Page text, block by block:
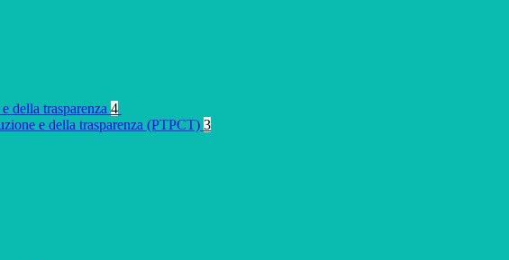
della trasparenza 4
e della trasparenza (PTPCT) 3